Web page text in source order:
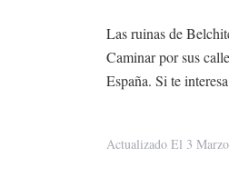
Las ruinas de
Caminar por sus
España. Si te
Actualizado El 3